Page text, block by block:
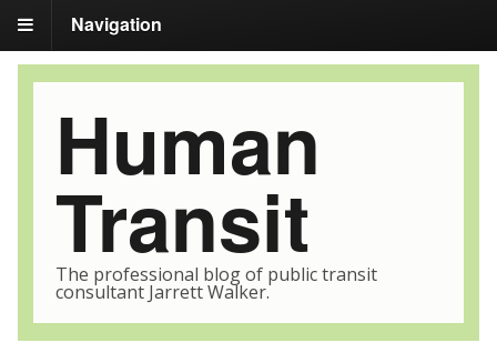
Navigation
Human
Transit
The professional blog of public transit
consultant Jarrett Walker.